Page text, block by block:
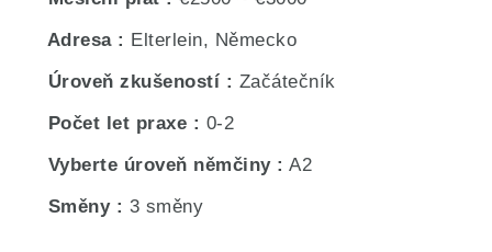
Adresa
Elterlein, Německo
Úroveň zkušeností
Začátečník
Počet let praxe
0-2
Vyberte úroveň němčiny
A2
Směny
3 směny